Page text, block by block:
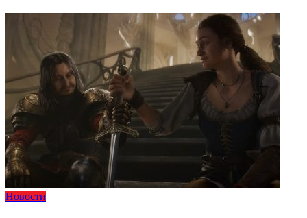
Новости